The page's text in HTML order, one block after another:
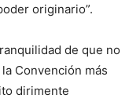
originario”.
de que no
Convención más
dirimente